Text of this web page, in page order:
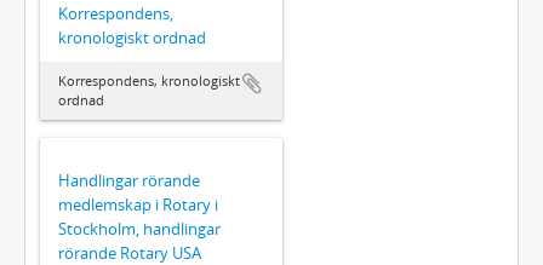
Korrespondens,
kronologiskt ordnad
Korrespondens, kronologiskt
ordnad
Handlingar rörande
medlemskap i Rotary i
Stockholm, handlingar
rörande Rotary USA